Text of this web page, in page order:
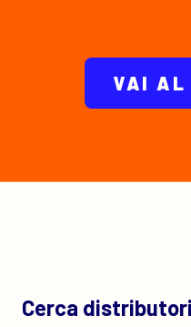
VAI AL
Cerca